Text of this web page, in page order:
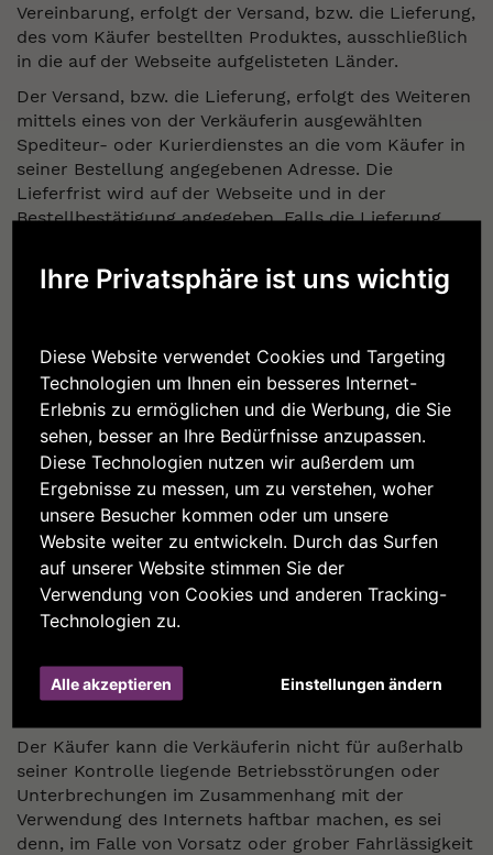
Ihre Privatsphäre ist uns wichtig
Diese Website verwendet Cookies und Targeting
Technologien um Ihnen ein besseres Internet-
Erlebnis zu ermöglichen und die Werbung, die Sie
sehen, besser an Ihre Bedürfnisse anzupassen.
Diese Technologien nutzen wir außerdem um
Ergebnisse zu messen, um zu verstehen, woher
unsere Besucher kommen oder um unsere
Website weiter zu entwickeln. Durch das Surfen
auf unserer Website stimmen Sie der
Verwendung von Cookies und anderen Tracking-
Technologien zu.
Alle akzeptieren Einstellungen ändern
Vereinbarung, erfolgt der Versand, bzw. die Lieferung,
des vom Käufer bestellten Produktes, ausschließlich
in die auf der Webseite aufgelisteten Länder.
Der Versand, bzw. die Lieferung, erfolgt des Weiteren
mittels eines von der Verkäuferin ausgewählten
Spediteur- oder Kurierdienstes an die vom Käufer in
seiner Bestellung angegebenen Adresse. Die
Lieferfrist wird auf der Webseite und in der
Bestellbestätigung angegeben. Falls die Lieferung
Käufer rechtzeitig per E-Mail darauf hingewiesen.
Sollte der Käufer zum Lieferzeitpunkt abwesend
zur Vereinbarung der Lieferbedingungen. Der
Verkäufer haftet jedenfalls nicht für die verspätete
oder die fehlende Zustellung der Ware im Falle von
ungenauen oder nicht korrekt angegebenen
Adressdaten von Seiten des Käufers.
Jede Lieferung enthält das bestellte Produkt, das
entsprechende Transportdokument bzw. die
Begleitrechnung, die eventuelle vom Staat verlangte
Dokumentation zur Lieferung und eventuelle
Informations- oder Marketingunterlagen.
HAFTUNG
Im Falle von höherer Gewalt haftet die Verkäuferin
Der Käufer kann die Verkäuferin nicht für außerhalb
seiner Kontrolle liegende Betriebsstörungen oder
Unterbrechungen im Zusammenhang mit der
Verwendung des Internets haftbar machen, es sei
denn, im Falle von Vorsatz oder grober Fahrlässigkeit